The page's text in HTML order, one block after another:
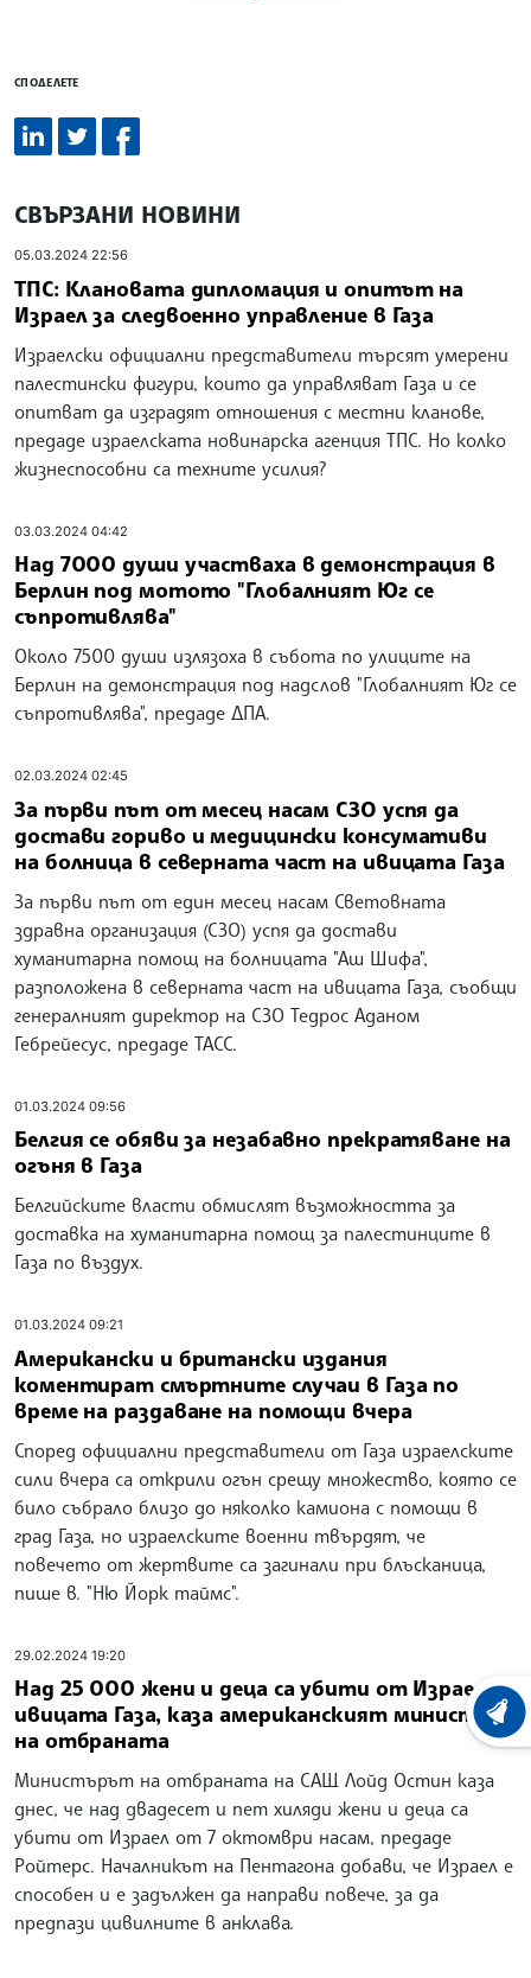
СПОДЕЛЕТЕ
СВЪРЗАНИ НОВИНИ
05.03.2024 22:56
ТПС: Клановата дипломация и опитът на
Израел за следвоенно управление в Газа
Израелски официални представители търсят умерени
палестински фигури, които да управляват Газа и се
опитват да изградят отношения с местни кланове,
предаде израелската новинарска агенция ТПС. Но колко
жизнеспособни са техните усилия?
03.03.2024 04:42
Над 7000 души участваха в демонстрация в
Берлин под мотото "Глобалният Юг се
съпротивлява"
Около 7500 души излязоха в събота по улиците на
Берлин на демонстрация под надслов "Глобалният Юг се
съпротивлява", предаде ДПА.
02.03.2024 02:45
За първи път от месец насам СЗО успя да
достави гориво и медицински консумативи
на болница в северната част на ивицата Газа
За първи път от един месец насам Световната
здравна организация (СЗО) успя да достави
хуманитарна помощ на болницата "Аш Шифа",
разположена в северната част на ивицата Газа, съобщи
генералният директор на СЗО Тедрос Аданом
Гебрейесус, предаде ТАСС.
01.03.2024 09:56
Белгия се обяви за незабавно прекратяване на
огъня в Газа
Белгийските власти обмислят възможността за
доставка на хуманитарна помощ за палестинците в
Газа по въздух.
01.03.2024 09:21
Американски и британски издания
коментират смъртните случаи в Газа по
време на раздаване на помощи вчера
Според официални представители от Газа израелските
сили вчера са открили огън срещу множество, която се
било събрало близо до няколко камиона с помощи в
град Газа, но израелските военни твърдят, че
повечето от жертвите са загинали при блъсканица,
пише в. "Ню Йорк таймс".
29.02.2024 19:20
Над 25 000 жени и деца са убити от Израел в
ивицата Газа, каза американският министър
на отбраната
Министърът на отбраната на САЩ Лойд Остин каза
днес, че над двадесет и пет хиляди жени и деца са
убити от Израел от 7 октомври насам, предаде
Ройтерс. Началникът на Пентагона добави, че Израел е
способен и е задължен да направи повече, за да
предпази цивилните в анклава.